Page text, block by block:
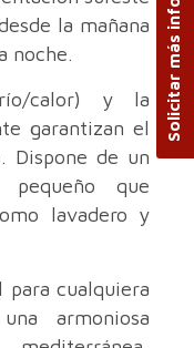
la mañana
noche.
calor) y la
garantizan el
Dispone de un
que
lavadero y
para cualquiera
armoniosa